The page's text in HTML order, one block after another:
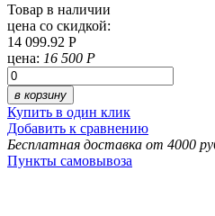
Товар в наличии
цена со скидкой:
14 099.92 Р
цена: 16 500 Р
в корзину
Купить в один клик
Добавить к сравнению
Бесплатная доставка от 4000
Пункты самовывоза